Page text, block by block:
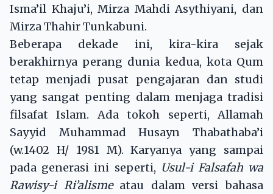
Isma’il Khaju’i, Mirza Mahdi Asythiyani, dan
Mirza Thahir Tunkabuni.
Beberapa dekade ini, kira-kira sejak
berakhirnya perang dunia kedua, kota Qum
tetap menjadi pusat pengajaran dan studi
yang sangat penting dalam menjaga tradisi
filsafat Islam. Ada tokoh seperti, Allamah
Sayyid Muhammad Husayn Thabathaba’i
(w.1402 H/ 1981 M). Karyanya yang sampai
pada generasi ini seperti, Usul-i Falsafah wa
Rawisy-i Ri’alismeatau dalam versi bahasa